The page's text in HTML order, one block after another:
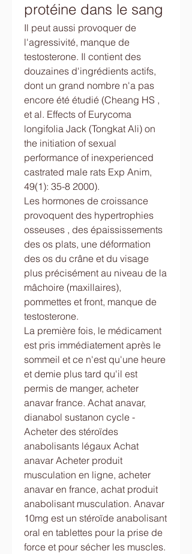
protéine dans le sang
Il peut aussi provoquer de
l'agressivité, manque de
testosterone. Il contient des
douzaines d'ingrédients actifs,
dont un grand nombre n'a pas
encore été étudié (Cheang HS ,
et al. Effects of Eurycoma
longifolia Jack (Tongkat Ali) on
the initiation of sexual
performance of inexperienced
castrated male rats Exp Anim,
49(1): 35-8 2000).
Les hormones de croissance
provoquent des hypertrophies
osseuses , des épaississements
des os plats, une déformation
des os du crâne et du visage
plus précisément au niveau de la
mâchoire (maxillaires),
pommettes et front, manque de
testosterone.
La première fois, le médicament
est pris immédiatement après le
sommeil et ce n'est qu'une heure
et demie plus tard qu'il est
permis de manger, acheter
anavar france. Achat anavar,
dianabol sustanon cycle -
Acheter des stéroïdes
anabolisants légaux Achat
anavar Acheter produit
musculation en ligne, acheter
anavar en france, achat produit
anabolisant musculation. Anavar
10mg est un stéroïde anabolisant
oral en tablettes pour la prise de
force et pour sécher les muscles.